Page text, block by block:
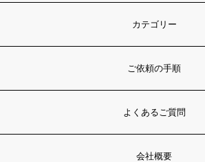
カテゴリー
ご依頼の手順
よくあるご質問
会社概要